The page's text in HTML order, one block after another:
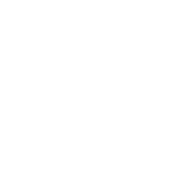
egisti, ut me ad
Sed et de Iezabel locutus
Canes comedent Iezabel
Qui de Achab mortuus
comedent eum canes;
in agro, comedent eum
Igitur non fuit alter talis
venumdatus est, ut